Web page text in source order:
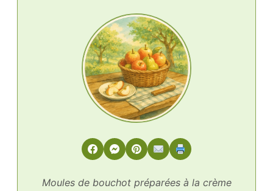
Moules de bouchot préparées à la crème